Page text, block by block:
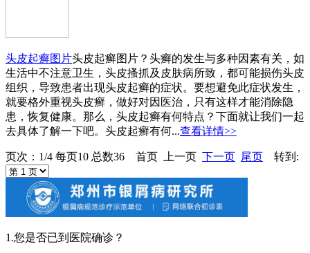
头皮起癣图片头皮起癣图片？头癣的发生与多种因素有关，如
生活中不注意卫生，头皮搔抓及皮肤病所致，都可能损伤头皮
组织，导致患者出现头皮起癣的症状。要想避免此症状发生，
就要格外重视头皮癣，做好对因医治，只有这样才能消除隐
患，恢复健康。那么，头皮起癣有何特点？下面就让我们一起
去具体了解一下吧。头皮起癣有何...查看详情>>
页次：1/4 每页10 总数36 首页 上一页 下一页 尾页 转到:
1.您是否已到医院确诊？